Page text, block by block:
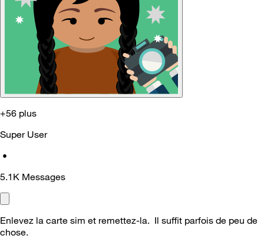
+56 plus
Super User
•
5.1K Messages
Enlevez la carte sim et remettez-la. Il suffit parfois de peu de
chose.